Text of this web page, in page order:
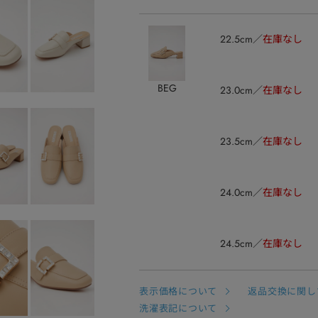
BEG
22.5cm 在庫なし
23.0cm 在庫なし
23.5cm 在庫なし
24.0cm 在庫なし
24.5cm 在庫なし
表示価格について
返品交換に関
洗濯表記について